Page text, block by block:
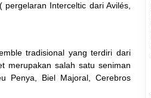
pergelaran Interceltic dari Avilés,
tradisional yang terdiri dari
merupakan salah satu seniman
Penya, Biel Majoral, Cerebros